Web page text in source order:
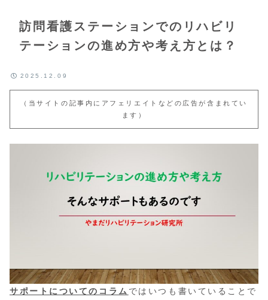
訪問看護ステーションでのリハビリ
テーションの進め方や考え方とは？
2025.12.09
（当サイトの記事内にアフェリエイトなどの広告が含まれてい
ます）
サポートについてのコラム ではいつも書いていることで